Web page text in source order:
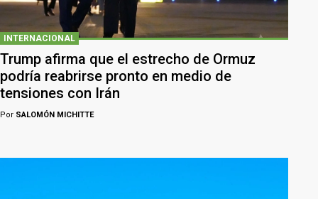
INTERNACIONAL
Trump afirma que el estrecho de Ormuz
podría reabrirse pronto en medio de
tensiones con Irán
Por SALOMÓN MICHITTE